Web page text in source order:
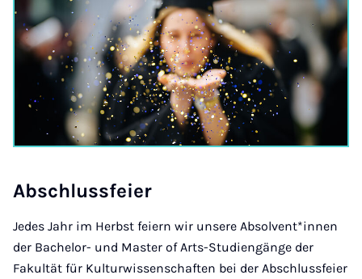
Ab­schluss­fei­er
Jedes Jahr im Herbst feiern wir unsere Absolvent*innen
der Bachelor- und Master of Arts-Studiengänge der
Fakultät für Kulturwissenschaften bei der Abschlussfeier